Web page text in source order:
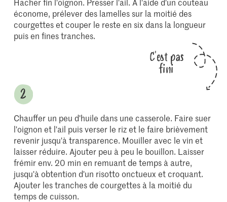
économe, prélever des lamelles sur la moitié des
courgettes et couper le reste en six dans la longueur
puis en fines tranches.
C'est pas
fini
Chauffer un peu d'huile dans une casserole. Faire suer
l'oignon et l'ail puis verser le riz et le faire brièvement
revenir jusqu'à transparence. Mouiller avec le vin et
laisser réduire. Ajouter peu à peu le bouillon. Laisser
frémir env. 20 min en remuant de temps à autre,
jusqu'à obtention d'un risotto onctueux et croquant.
Ajouter les tranches de courgettes à la moitié du
temps de cuisson.